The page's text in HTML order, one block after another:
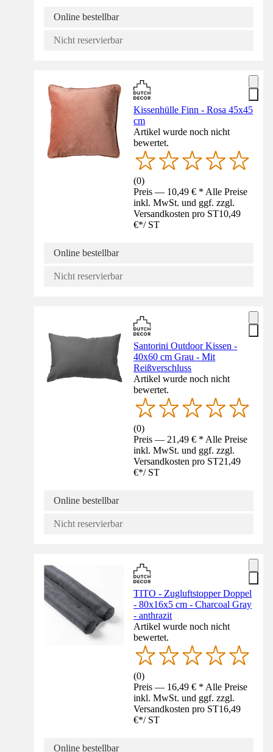
Online bestellbar
Nicht reservierbar
Kissenhülle Finn - Rosa 45x45
cm
Artikel wurde noch nicht
bewertet.
(0)
Preis — 10,49 € * Alle Preise
inkl. MwSt. und ggf. zzgl.
Versandkosten pro ST10,49
€*/ ST
Online bestellbar
Nicht reservierbar
Santorini Outdoor Kissen -
40x60 cm Grau - Mit
Reißverschluss
Artikel wurde noch nicht
bewertet.
(0)
Preis — 21,49 € * Alle Preise
inkl. MwSt. und ggf. zzgl.
Versandkosten pro ST21,49
€*/ ST
Online bestellbar
Nicht reservierbar
TITO - Zugluftstopper Doppel
- 80x16x5 cm - Charcoal Gray
- anthrazit
Artikel wurde noch nicht
bewertet.
(0)
Preis — 16,49 € * Alle Preise
inkl. MwSt. und ggf. zzgl.
Versandkosten pro ST16,49
€*/ ST
Online bestellbar